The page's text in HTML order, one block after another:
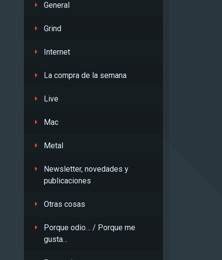
General
Grind
Internet
La compra de la semana
Live
Mac
Metal
Newsletter, novedades y
publicaciones
Otras cosas
Porque odio… / Porque me
gusta…